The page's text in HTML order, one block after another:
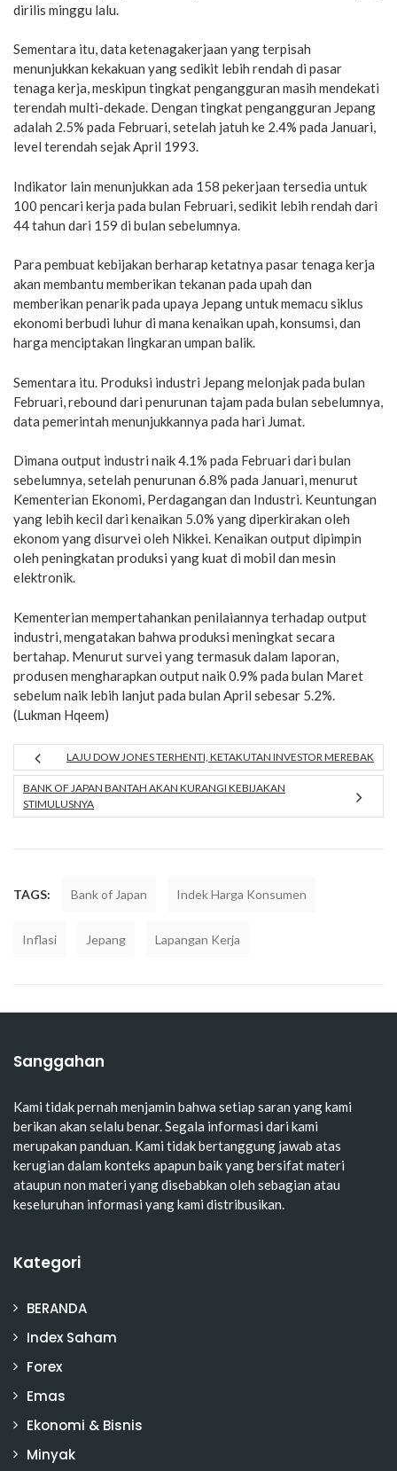
dirilis minggu lalu.
Sementara itu, data ketenagakerjaan yang terpisah
menunjukkan kekakuan yang sedikit lebih rendah di pasar
tenaga kerja, meskipun tingkat pengangguran masih mendekati
terendah multi-dekade. Dengan tingkat pengangguran Jepang
adalah 2.5% pada Februari, setelah jatuh ke 2.4% pada Januari,
level terendah sejak April 1993.
Indikator lain menunjukkan ada 158 pekerjaan tersedia untuk
100 pencari kerja pada bulan Februari, sedikit lebih rendah dari
44 tahun dari 159 di bulan sebelumnya.
Para pembuat kebijakan berharap ketatnya pasar tenaga kerja
akan membantu memberikan tekanan pada upah dan
memberikan penarik pada upaya Jepang untuk memacu siklus
ekonomi berbudi luhur di mana kenaikan upah, konsumsi, dan
harga menciptakan lingkaran umpan balik.
Sementara itu. Produksi industri Jepang melonjak pada bulan
Februari, rebound dari penurunan tajam pada bulan sebelumnya,
data pemerintah menunjukkannya pada hari Jumat.
Dimana output industri naik 4.1% pada Februari dari bulan
sebelumnya, setelah penurunan 6.8% pada Januari, menurut
Kementerian Ekonomi, Perdagangan dan Industri. Keuntungan
yang lebih kecil dari kenaikan 5.0% yang diperkirakan oleh
ekonom yang disurvei oleh Nikkei. Kenaikan output dipimpin
oleh peningkatan produksi yang kuat di mobil dan mesin
elektronik.
Kementerian mempertahankan penilaiannya terhadap output
industri, mengatakan bahwa produksi meningkat secara
bertahap. Menurut survei yang termasuk dalam laporan,
produsen mengharapkan output naik 0.9% pada bulan Maret
sebelum naik lebih lanjut pada bulan April sebesar 5.2%.
(Lukman Hqeem)
LAJU DOW JONES TERHENTI, KETAKUTAN INVESTOR MEREBAK
BANK OF JAPAN BANTAH AKAN KURANGI KEBIJAKAN
STIMULUSNYA
TAGS: Bank of Japan Indek Harga Konsumen
Inflasi Jepang Lapangan Kerja
Sanggahan
Kami tidak pernah menjamin bahwa setiap saran yang kami
berikan akan selalu benar. Segala informasi dari kami
merupakan panduan. Kami tidak bertanggung jawab atas
kerugian dalam konteks apapun baik yang bersifat materi
ataupun non materi yang disebabkan oleh sebagian atau
keseluruhan informasi yang kami distribusikan.
Kategori
BERANDA
Index Saham
Forex
Emas
Ekonomi & Bisnis
Minyak